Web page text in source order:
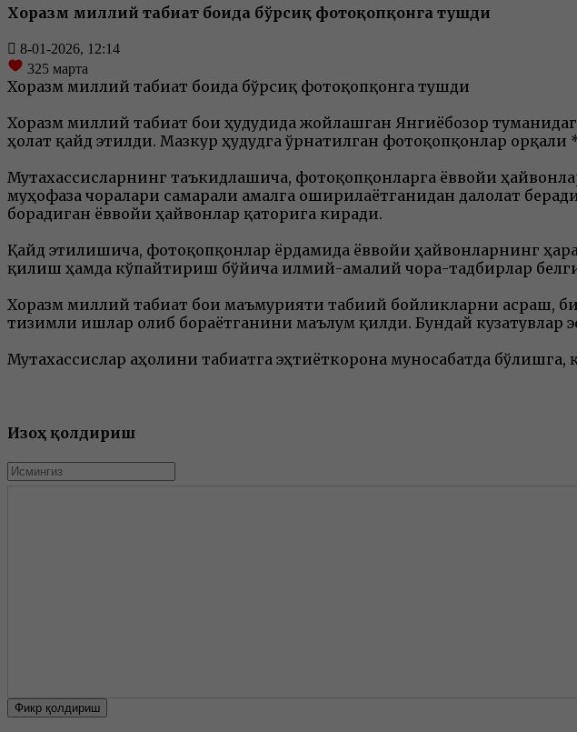
Хоразм миллий табиат боғида бўрсиқ фотоқопқонга тушди
8-01-2026, 12:14
325 марта
Хоразм миллий табиат боғида бўрсиқ фотоқопқонга тушди
Хоразм миллий табиат боғи ҳудудида жойлашган Янгиёбозор
ҳолат қайд этилди. Мазкур ҳудудга ўрнатилган фотоқопқонлар
Мутахассисларнинг таъкидлашича, фотоқопқонларга ёввойи
муҳофаза чоралари самарали амалга оширилаётганидан далолат
борадиган ёввойи ҳайвонлар қаторига киради.
Қайд этилишича, фотоқопқонлар ёрдамида ёввойи ҳайвонларнинг
қилиш ҳамда кўпайтириш бўйича илмий-амалий чора-тадбирлар
Хоразм миллий табиат боғи маъмурияти табиий бойликларни асраш,
тизимли ишлар олиб бораётганини маълум қилди. Бундай кузатувлар
Мутахассислар аҳолини табиатга эҳтиёткорона муносабатда
Изоҳ қолдириш
Фикр қолдириш